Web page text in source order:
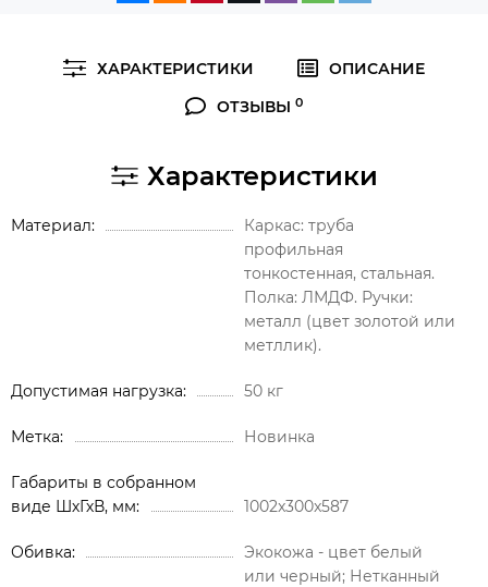
ХАРАКТЕРИСТИКИ
ОПИСАНИЕ
ОТЗЫВЫ 0
Характеристики
Материал
Каркас: труба
профильная
тонкостенная, стальная.
Полка: ЛМДФ. Ручки:
металл (цвет золотой или
метллик).
Допустимая нагрузка 50 кг
Метка Новинка
Габариты в собранном
виде ШхГхВ, мм
1002x300x587
Обивка
Экокожа - цвет белый
или черный; Нетканный